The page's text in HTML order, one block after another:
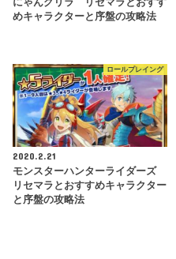
めキャラクターと序盤の攻略法
ロールプレイング
2020.2.21
モンスターハンターライダーズ
リセマラとおすすめキャラクター
と序盤の攻略法